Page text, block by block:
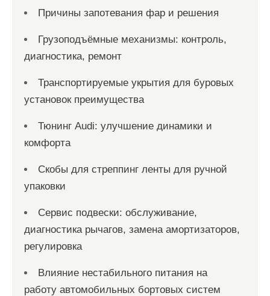
Причины запотевания фар и решения
Грузоподъёмные механизмы: контроль,
диагностика, ремонт
Транспортируемые укрытия для буровых
установок преимущества
Тюнинг Audi: улучшение динамики и
комфорта
Скобы для стреппинг ленты для ручной
упаковки
Сервис подвески: обслуживание,
диагностика рычагов, замена амортизаторов,
регулировка
Влияние нестабильного питания на
работу автомобильных бортовых систем